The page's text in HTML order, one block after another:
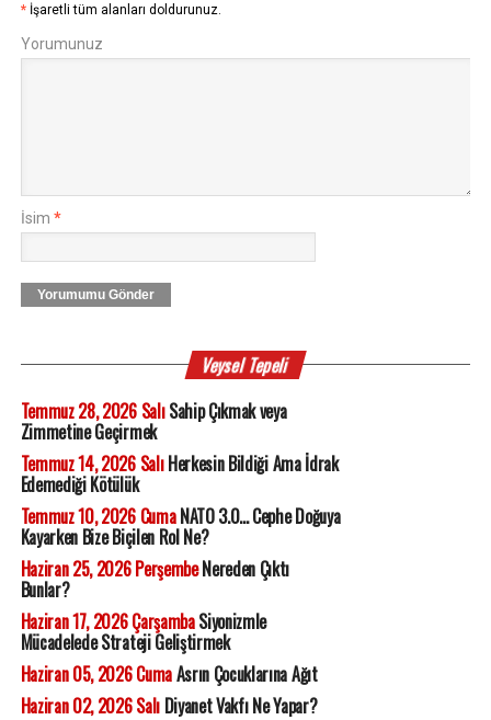
* İşaretli tüm alanları doldurunuz.
Yorumunuz
İsim *
Yorumumu Gönder
Veysel Tepeli
Temmuz 28, 2026 SalıSahip Çıkmak veya
Zimmetine Geçirmek
Temmuz 14, 2026 SalıHerkesin Bildiği Ama İdrak
Edemediği Kötülük
Temmuz 10, 2026 CumaNATO 3.0... Cephe Doğuya
Kayarken Bize Biçilen Rol Ne?
Haziran 25, 2026 PerşembeNereden Çıktı
Bunlar?
Haziran 17, 2026 ÇarşambaSiyonizmle
Mücadelede Strateji Geliştirmek
Haziran 05, 2026 CumaAsrın Çocuklarına Ağıt
Haziran 02, 2026 SalıDiyanet Vakfı Ne Yapar?